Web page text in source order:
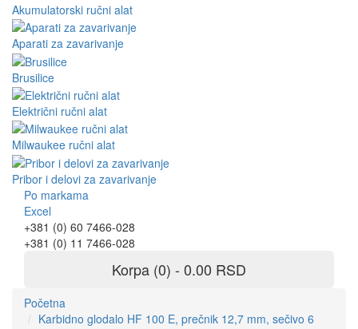
Akumulatorski ručni alat
Aparati za zavarivanje
Brusilice
Električni ručni alat
Milwaukee ručni alat
Pribor i delovi za zavarivanje
Po markama
Excel
+381 (0) 60 7466-028
+381 (0) 11 7466-028
Korpa (0) - 0.00 RSD
Početna
Karbidno glodalo HF 100 E, prečnik 12,7 mm, sečivo 6